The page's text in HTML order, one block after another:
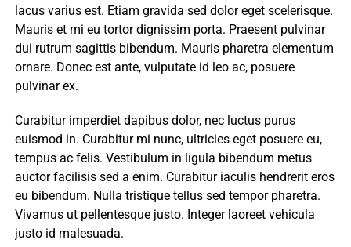
lacus varius est. Etiam gravida sed dolor eget scelerisque.
Mauris et mi eu tortor dignissim porta. Praesent pulvinar
dui rutrum sagittis bibendum. Mauris pharetra elementum
ornare. Donec est ante, vulputate id leo ac, posuere
pulvinar ex.
Curabitur imperdiet dapibus dolor, nec luctus purus
euismod in. Curabitur mi nunc, ultricies eget posuere eu,
tempus ac felis. Vestibulum in ligula bibendum metus
auctor facilisis sed a enim. Curabitur iaculis hendrerit eros
eu bibendum. Nulla tristique tellus sed tempor pharetra.
Vivamus ut pellentesque justo. Integer laoreet vehicula
justo id malesuada.